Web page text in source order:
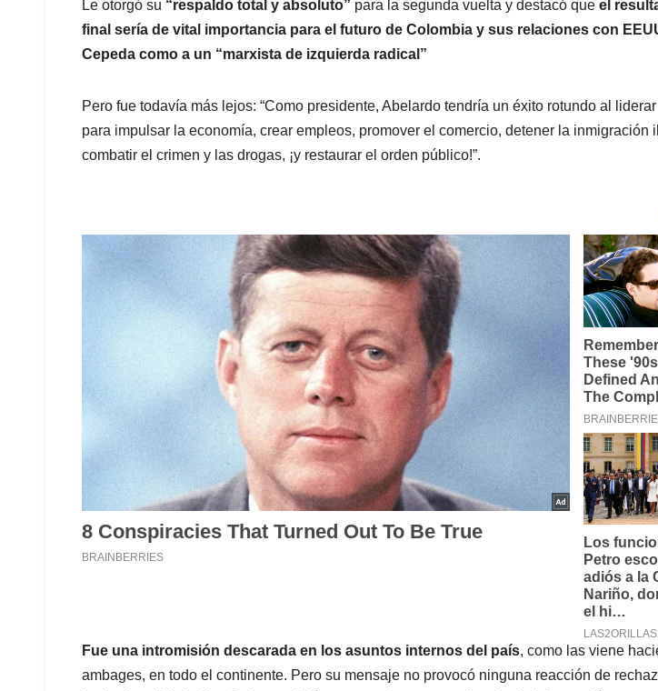
Le otorgó su “respaldo total y absoluto” para la segunda vuelta y destacó que el
final sería de vital importancia para el futuro de Colombia y sus relaciones con
Cepeda como a un “marxista de izquierda radical”
Pero fue todavía más lejos: “Como presidente, Abelardo tendría un éxito rotundo al
para impulsar la economía, crear empleos, promover el comercio, detener la inmigración
combatir el crimen y las drogas, ¡y restaurar el orden público!”.
Fue una intromisión descarada en los asuntos internos del país, como las viene
ambages, en todo el continente. Pero su mensaje no provocó ninguna reacción de